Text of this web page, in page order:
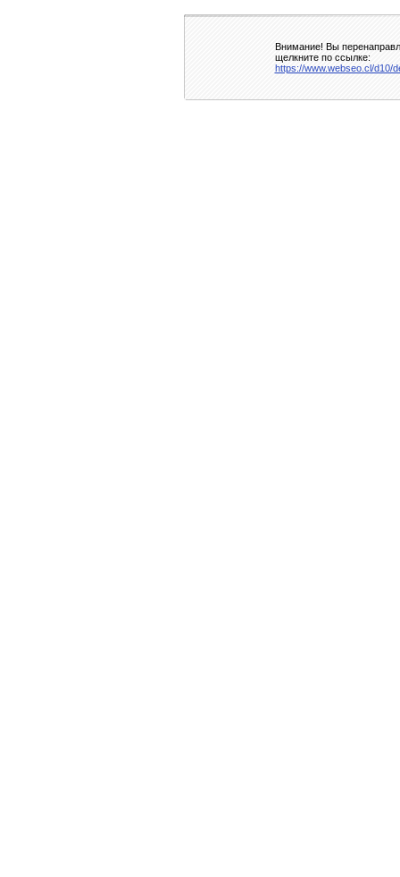
Внимание! Вы
щелкните по ссылке:
https://www.webseo.cl/d10/